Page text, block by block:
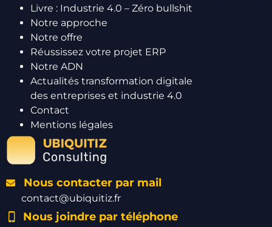
Livre : Industrie 4.0 – Zéro bullshit
Notre approche
Notre offre
Réussissez votre projet ERP
Notre ADN
Actualités transformation digitale
des entreprises et industrie 4.0
Contact
Mentions légales
Nous contacter par mail
contact@ubiquitiz.fr
Nous joindre par téléphone